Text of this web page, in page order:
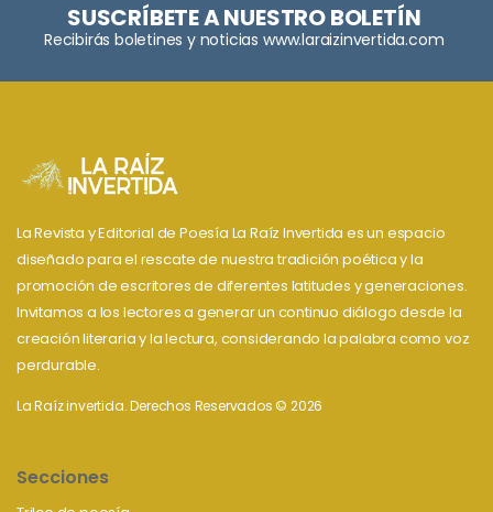
SUSCRÍBETE A NUESTRO BOLETÍN
Recibirás boletines y noticias www.laraizinvertida.com
La Revista y Editorial de Poesía La Raíz Invertida es un espacio
diseñado para el rescate de nuestra tradición poética y la
promoción de escritores de diferentes latitudes y generaciones.
Invitamos a los lectores a generar un continuo diálogo desde la
creación literaria y la lectura, considerando la palabra como voz
perdurable.
La Raíz invertida. Derechos Reservados © 2026
Secciones